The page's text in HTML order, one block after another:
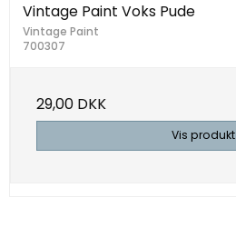
Vintage Paint Voks Pude
Vintage Paint
700307
29,00 DKK
Vis produkt